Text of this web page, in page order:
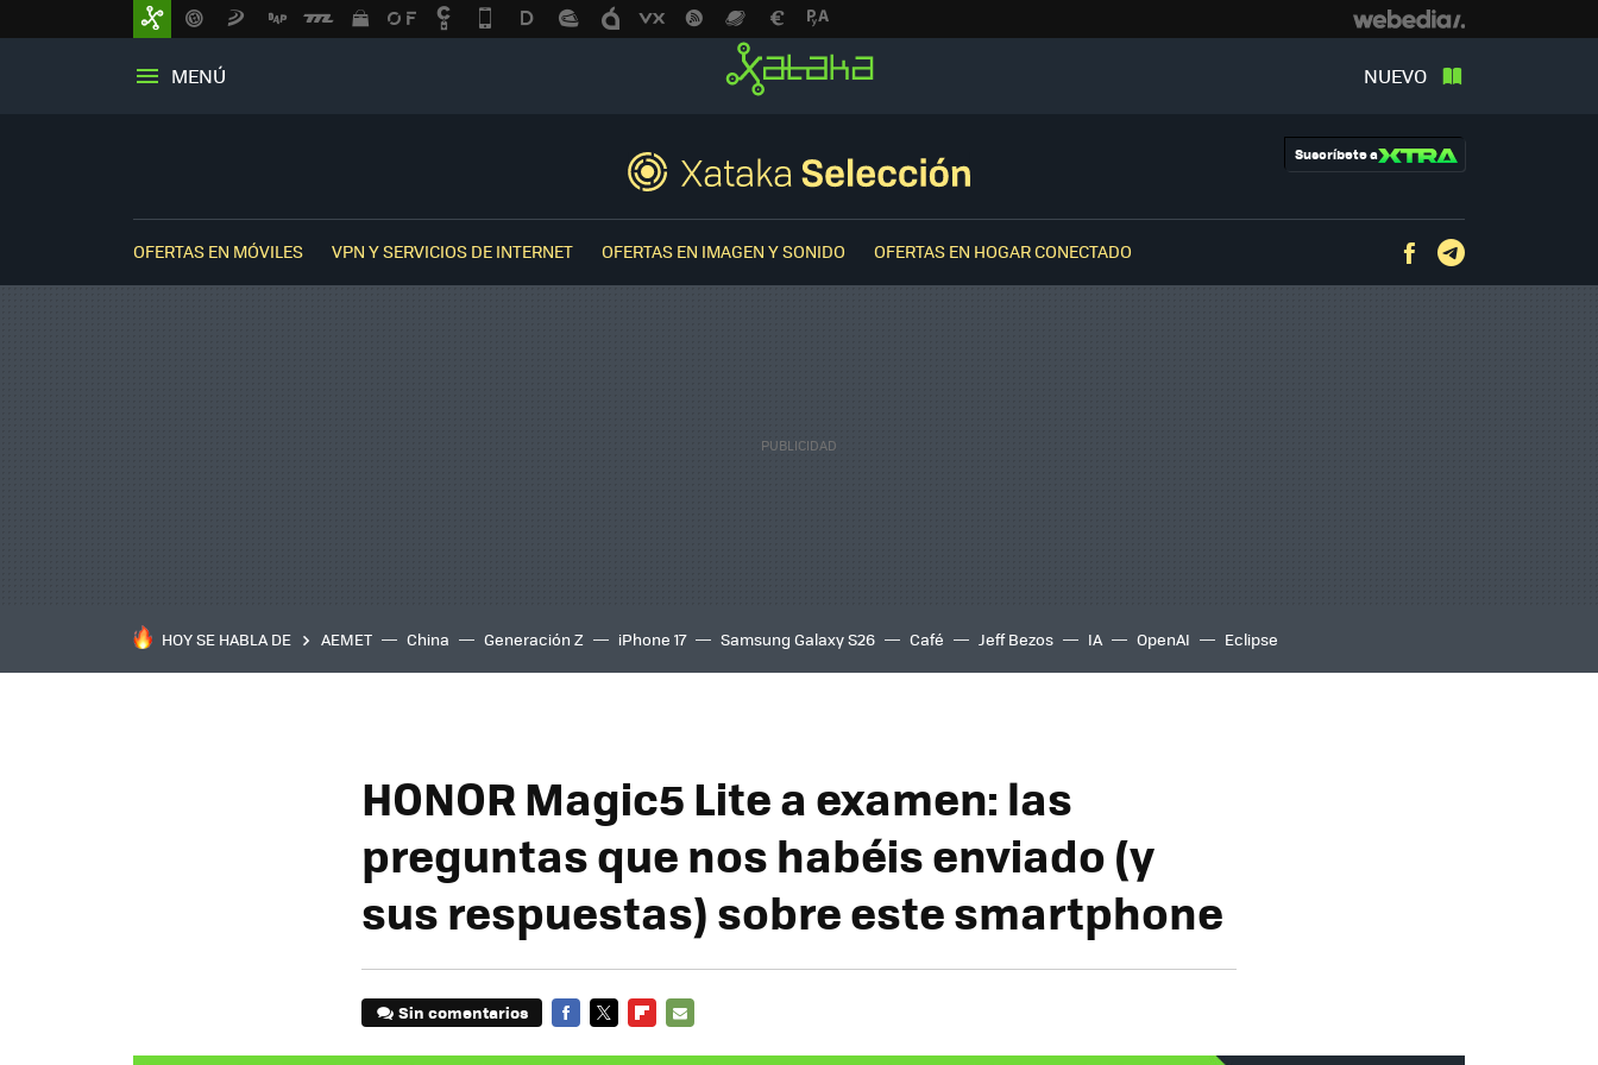
MENÚ NUEVO
Suscríbete a
OFERTAS EN MÓVILES VPN Y SERVICIOS DE INTERNET OFERTAS EN IMAGEN Y SONIDO OFERTAS EN HOGAR CONECTADO Facebook
HOY SE HABLA DE AEMET China Generación Z iPhone 17 Samsung Galaxy S26 Café Jeff Bezos IA OpenAI Eclipse
HONOR Magic5 Lite a examen: las
preguntas que nos habéis enviado (y
sus respuestas) sobre este smartphone
Sin comentarios